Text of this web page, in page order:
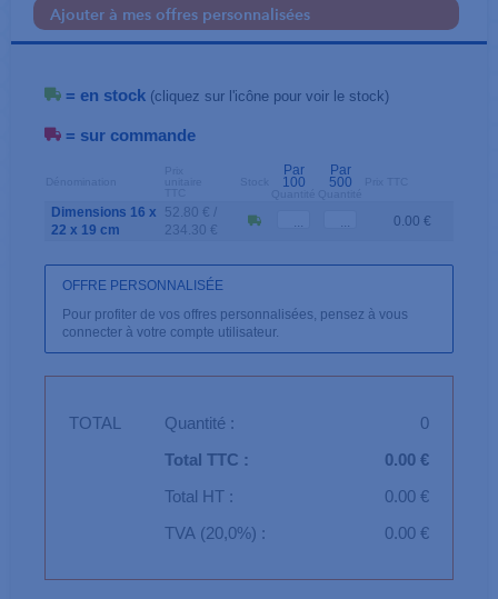
Ajouter à mes offres personnalisées
= en stock (cliquez sur l'icône pour voir le stock)
= sur commande
Par
100
Par
500
Dimensions 16 x
22 x 19 cm
52.80 € /
234.30 €
0.00 €
OFFRE PERSONNALISÉE
Pour profiter de vos offres personnalisées, pensez à vous
connecter à votre compte utilisateur.
TOTAL Quantité :
0
Total TTC :
0.00 €
Total HT :
0.00 €
TVA (20,0%) :
0.00 €